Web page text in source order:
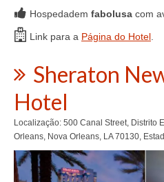
Hospedadem fabolusa com
Link para a Página do Hotel.
Sheraton
Hotel
Localização: 500 Canal Street, Distrito
Orleans, Nova Orleans, LA 70130,